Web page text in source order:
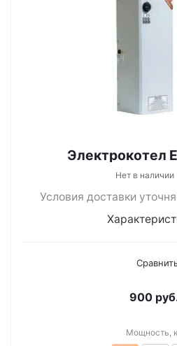
Электрокотел
Нет в наличии
Условия доставки
900
Мощность,